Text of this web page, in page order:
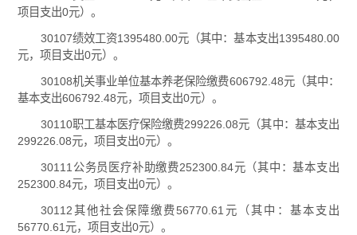
项目支出0元）。
30107绩效工资1395480.00元（其中：基本支出1395480.00
元，项目支出0元）。
30108机关事业单位基本养老保险缴费606792.48元（其中：
基本支出606792.48元，项目支出0元）。
30110职工基本医疗保险缴费299226.08元（其中：基本支出
299226.08元，项目支出0元）。
30111公务员医疗补助缴费252300.84元（其中：基本支出
252300.84元，项目支出0元）。
30112其他社会保障缴费56770.61元（其中：基本支出
56770.61元，项目支出0元）。